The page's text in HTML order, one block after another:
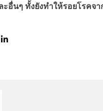
ะอื่นๆ ทั้งยังทำให้รอยโรคจ